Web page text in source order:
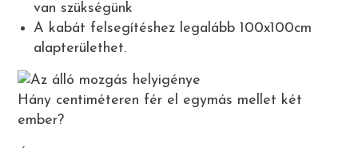
van szükségünk
A kabát felsegítéshez legalább 100x100cm
alapterülethet.
Hány centiméteren fér el egymás mellet két
ember?